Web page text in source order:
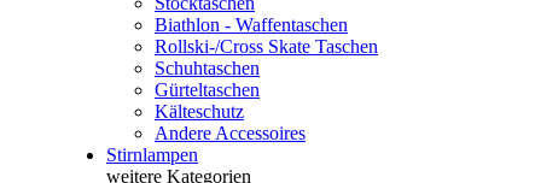
Biathlon - Waffentaschen
Rollski-/Cross Skate Taschen
Schuhtaschen
Gürteltaschen
Kälteschutz
Andere Accessoires
Stirnlampen
weitere Kategorien